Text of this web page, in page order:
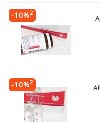
-10%2
-10%2